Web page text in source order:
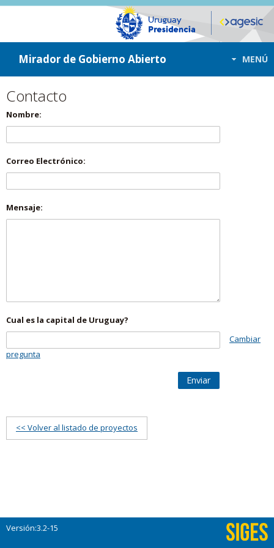
ir a contenido
ir al menú
Mirador de Gobierno Abierto MENÚ
Contacto
Nombre:
Correo Electrónico:
Mensaje:
Cual es la capital de Uruguay?
Cambiar
pregunta
Enviar
<< Volver al listado de proyectos
Versión:3.2-15